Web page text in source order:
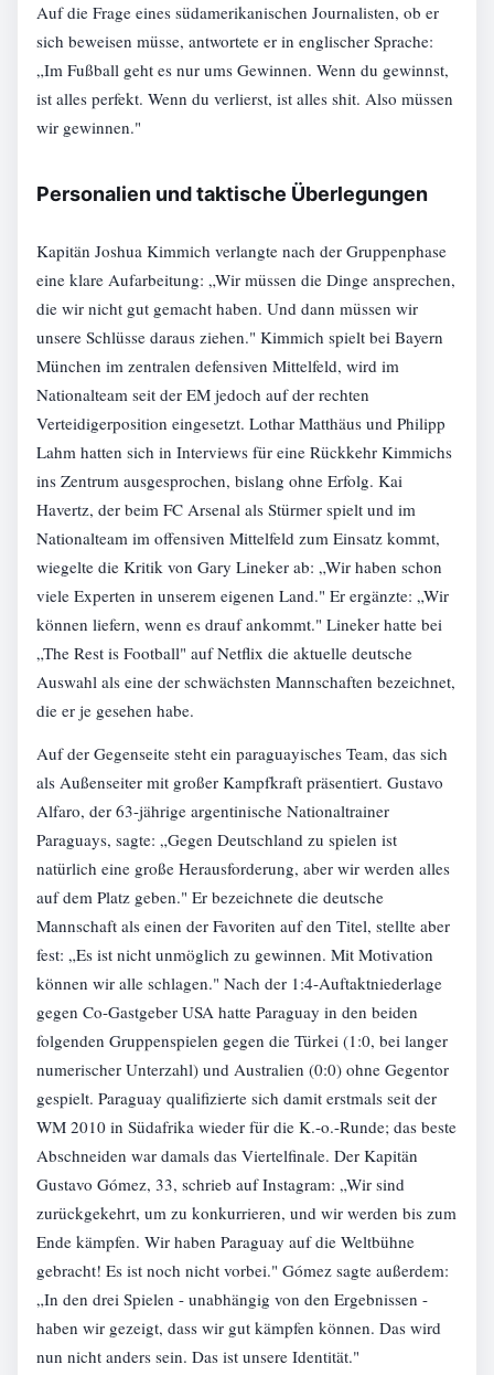
Auf die Frage eines südamerikanischen Journalisten, ob er
sich beweisen müsse, antwortete er in englischer Sprache:
„Im Fußball geht es nur ums Gewinnen. Wenn du gewinnst,
ist alles perfekt. Wenn du verlierst, ist alles shit. Also müssen
wir gewinnen."
Personalien und taktische Überlegungen
Kapitän Joshua Kimmich verlangte nach der Gruppenphase
eine klare Aufarbeitung: „Wir müssen die Dinge ansprechen,
die wir nicht gut gemacht haben. Und dann müssen wir
unsere Schlüsse daraus ziehen." Kimmich spielt bei Bayern
München im zentralen defensiven Mittelfeld, wird im
Nationalteam seit der EM jedoch auf der rechten
Verteidigerposition eingesetzt. Lothar Matthäus und Philipp
Lahm hatten sich in Interviews für eine Rückkehr Kimmichs
ins Zentrum ausgesprochen, bislang ohne Erfolg. Kai
Havertz, der beim FC Arsenal als Stürmer spielt und im
Nationalteam im offensiven Mittelfeld zum Einsatz kommt,
wiegelte die Kritik von Gary Lineker ab: „Wir haben schon
viele Experten in unserem eigenen Land." Er ergänzte: „Wir
können liefern, wenn es drauf ankommt." Lineker hatte bei
„The Rest is Football" auf Netflix die aktuelle deutsche
Auswahl als eine der schwächsten Mannschaften bezeichnet,
die er je gesehen habe.
Auf der Gegenseite steht ein paraguayisches Team, das sich
als Außenseiter mit großer Kampfkraft präsentiert. Gustavo
Alfaro, der 63-jährige argentinische Nationaltrainer
Paraguays, sagte: „Gegen Deutschland zu spielen ist
natürlich eine große Herausforderung, aber wir werden alles
auf dem Platz geben." Er bezeichnete die deutsche
Mannschaft als einen der Favoriten auf den Titel, stellte aber
fest: „Es ist nicht unmöglich zu gewinnen. Mit Motivation
können wir alle schlagen." Nach der 1:4-Auftaktniederlage
gegen Co-Gastgeber USA hatte Paraguay in den beiden
folgenden Gruppenspielen gegen die Türkei (1:0, bei langer
numerischer Unterzahl) und Australien (0:0) ohne Gegentor
gespielt. Paraguay qualifizierte sich damit erstmals seit der
WM 2010 in Südafrika wieder für die K.-o.-Runde; das beste
Abschneiden war damals das Viertelfinale. Der Kapitän
Gustavo Gómez, 33, schrieb auf Instagram: „Wir sind
zurückgekehrt, um zu konkurrieren, und wir werden bis zum
Ende kämpfen. Wir haben Paraguay auf die Weltbühne
gebracht! Es ist noch nicht vorbei." Gómez sagte außerdem:
„In den drei Spielen - unabhängig von den Ergebnissen -
haben wir gezeigt, dass wir gut kämpfen können. Das wird
nun nicht anders sein. Das ist unsere Identität."